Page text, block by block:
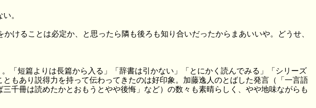
。
けることは必定か、と思ったら隣も後ろも知り合いだったからまあいいや。どうせ、
「短篇よりは長篇から入る」「辞書は引かない」「とにかく読んでみる」「シリーズ
もあり説得力を持って伝わってきたのは好印象。加藤逸人のとばした発言（「一言語
千冊は読めたかとおもうとやや後悔」など）の数々も素晴らしく、やや地味ながらも